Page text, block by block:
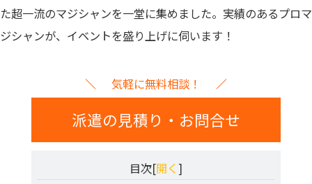
た超一流のマジシャンを一堂に集めました。 実績のあるプロマ
ジシャンが、イベントを盛り上げに伺います！
気軽に無料相談！
派遣の見積り・お問合せ
目次[開く ]